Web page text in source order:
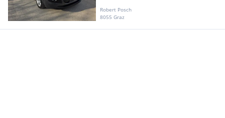
Robert Posch
8055 Graz